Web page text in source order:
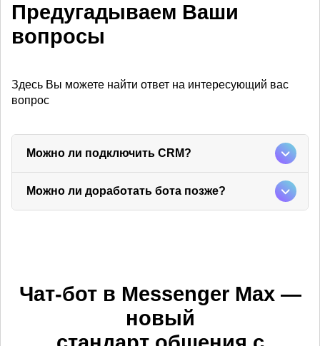
Предугадываем Ваши
вопросы
Здесь Вы можете найти ответ на интересующий вас
вопрос
Можно ли подключить CRM?
Можно ли доработать бота позже?
Чат-бот в Messenger Max —
новый